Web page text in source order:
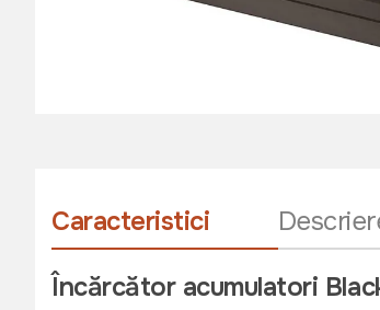
Caracteristici
Încărcător acumulatori